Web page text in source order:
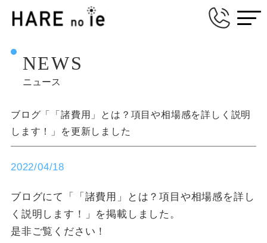
NEWS
ニュース
ブログ「「諸費用」とは？項目や相場感を詳しく説明
します！」を更新しました
2022/04/18
ブログにて「「諸費用」とは？項目や相場感を詳し
く説明します！」を掲載しました。
是非ご覧ください！